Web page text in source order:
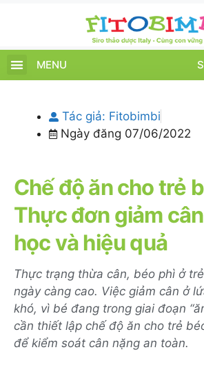
MENU
Tác giả: Fitobimbi
Ngày đăng 07/06/2022
Chế độ ăn cho trẻ
Thực đơn giảm
học và hiệu quả
Thực trạng thừa cân, béo phì ở
ngày càng cao. Việc giảm cân ở
khó, vì bé đang trong giai đoạn
cần thiết lập chế độ ăn cho trẻ
để kiểm soát cân nặng an toàn.